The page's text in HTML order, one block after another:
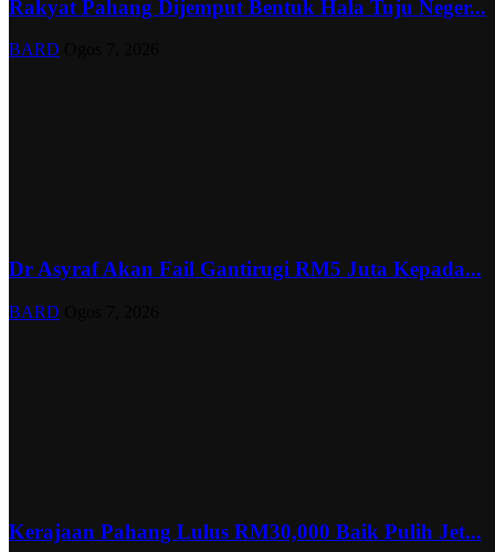
Rakyat Pahang Dijemput Bentuk Hala Tuju Neger...
BARD
Dr Asyraf Akan Fail Gantirugi RM5 Juta Kepada...
BARD
Kerajaan Pahang Lulus RM30,000 Baik Pulih Jet...